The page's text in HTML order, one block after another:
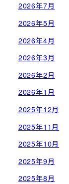
2026年7月
2026年5月
2026年4月
2026年3月
2026年2月
2026年1月
2025年12月
2025年11月
2025年10月
2025年9月
2025年8月